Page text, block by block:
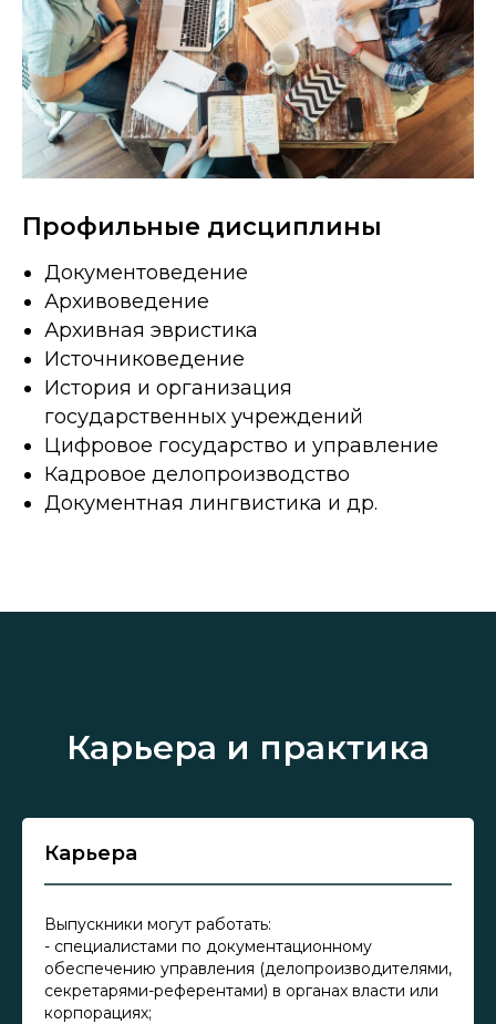
Профильные дисциплины
Документоведение
Архивоведение
Архивная эвристика
Источниковедение
История и организация
государственных учреждений
Цифровое государство и управление
Кадровое делопроизводство
Документная лингвистика и др.
Карьера и практика
Карьера
Выпускники могут работать:
- специалистами по документационному
обеспечению управления (делопроизводителями,
секретарями-референтами) в органах власти или
корпорациях;